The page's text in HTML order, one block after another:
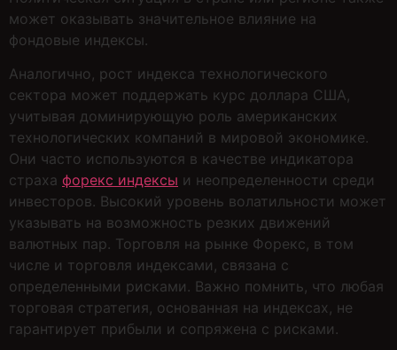
может оказывать значительное влияние на
фондовые индексы.
Аналогично, рост индекса технологического
сектора может поддержать курс доллара США,
учитывая доминирующую роль американских
технологических компаний в мировой экономике.
Они часто используются в качестве индикатора
страха форекс индексы и неопределенности среди
инвесторов. Высокий уровень волатильности может
указывать на возможность резких движений
валютных пар. Торговля на рынке Форекс, в том
числе и торговля индексами, связана с
определенными рисками. Важно помнить, что любая
торговая стратегия, основанная на индексах, не
гарантирует прибыли и сопряжена с рисками.